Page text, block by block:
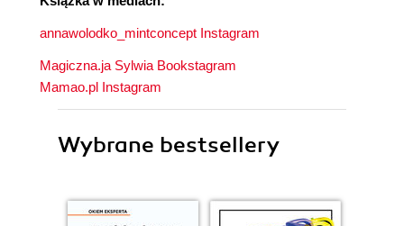
annawolodko_mintconcept Instagram
Magiczna.ja Sylwia Bookstagram
Mamao.pl Instagram
Wybrane bestsellery